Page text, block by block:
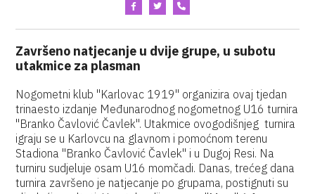
Završeno natjecanje u dvije grupe, u subotu
utakmice za plasman
Nogometni klub "Karlovac 1919" organizira ovaj tjedan
trinaesto izdanje Međunarodnog nogometnog U16 turnira
"Branko Čavlović Čavlek". Utakmice ovogodišnjeg turnira
igraju se u Karlovcu na glavnom i pomoćnom terenu
Stadiona "Branko Čavlović Čavlek" i u Dugoj Resi. Na
turniru sudjeluje osam U16 momčadi. Danas, trećeg dana
turnira završeno je natjecanje po grupama, postignuti su